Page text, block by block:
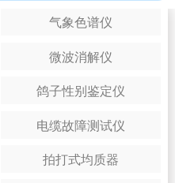
气象色谱仪
微波消解仪
鸽子性别鉴定仪
电缆故障测试仪
拍打式均质器